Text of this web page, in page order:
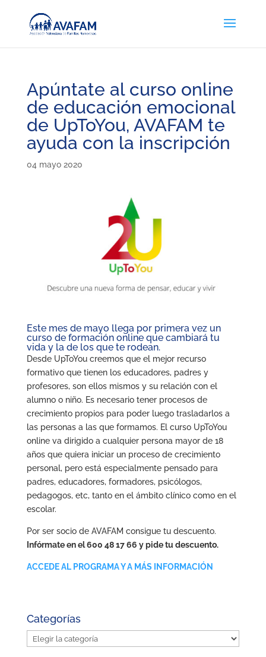
Apúntate al curso online
de educación emocional
de UpToYou, AVAFAM te
ayuda con la inscripción
04 mayo 2020
Este mes de mayo llega por primera vez un
curso de formación online que cambiará tu
vida y la de los que te rodean.
Desde UpToYou creemos que el mejor recurso
formativo que tienen los educadores, padres y
profesores, son ellos mismos y su relación con el
alumno o niño. Es necesario tener procesos de
crecimiento propios para poder luego trasladarlos a
las personas a las que formamos. El curso UpToYou
online va dirigido a cualquier persona mayor de 18
años que quiera iniciar un proceso de crecimiento
personal, pero está especialmente pensado para
padres, educadores, formadores, psicólogos,
pedagogos, etc, tanto en el ámbito clínico como en el
escolar.
Por ser socio de AVAFAM consigue tu descuento.
Infórmate en el 600 48 17 66 y pide tu descuento.
ACCEDE AL PROGRAMA Y A MÁS INFORMACIÓN
Categorías
Categorías